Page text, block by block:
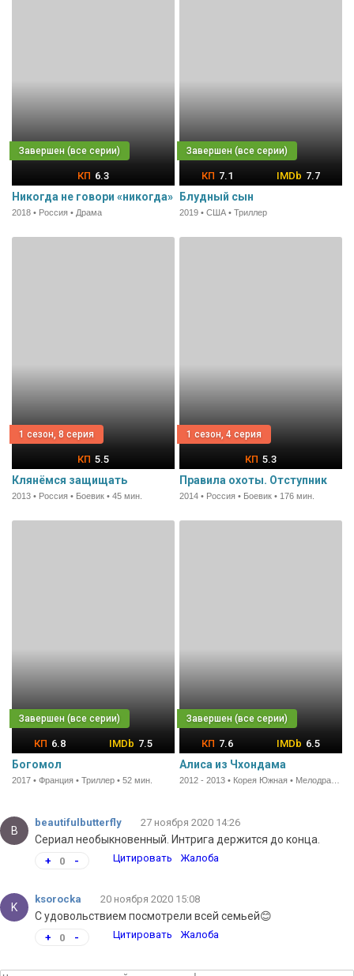
6.3
Никогда не говори «никогда»
2018 • Россия • Драма
7.1 7.7
Блудный сын
2019 • США • Триллер
1 сезон, 8 серия
5.5
Клянёмся защищать
2013 • Россия • Боевик • 45 мин.
1 сезон, 4 серия
5.3
Правила охоты. Отступник
2014 • Россия • Боевик • 176 мин.
6.8 7.5
Богомол
2017 • Франция • Триллер • 52 мин.
7.6 6.5
Алиса из Чхондама
B
beautifulbutterfly 27 ноября 2020 14:26
Сериал необыкновенный. Интрига держится до конца.
+ 0 - Цитировать Жалоба
K
ksorocka 20 ноября 2020 15:08
С удовольствием посмотрели всей семьей😊
+ 0 - Цитировать Жалоба